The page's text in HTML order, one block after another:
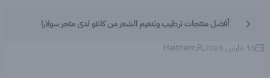
أفضل منتجات ترطيب وتنعيم الشعر من كانتو لدى متجر سولارا
15 مارس 2025
Haithem